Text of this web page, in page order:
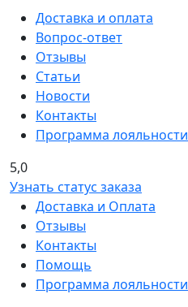
Доставка и оплата
Вопрос-ответ
Отзывы
Статьи
Новости
Контакты
Программа лояльности
5,0
Узнать статус заказа
Доставка и Оплата
Отзывы
Контакты
Помощь
Программа лояльности